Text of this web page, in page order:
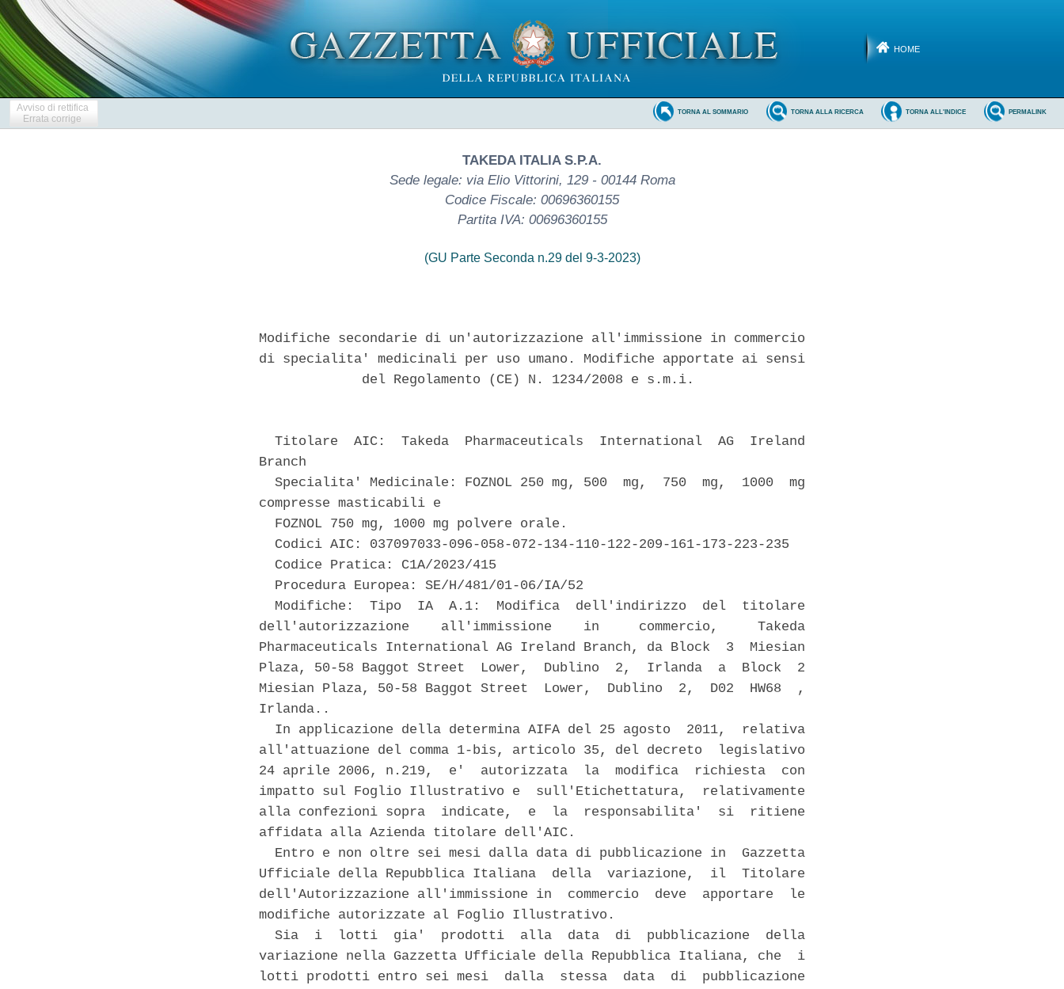
HOME
Avviso di rettifica
Errata corrige
PERMALINK
TORNA ALL'INDICE
TORNA ALLA RICERCA
TORNA AL SOMMARIO
TAKEDA ITALIA S.P.A.
Sede legale: via Elio Vittorini, 129 - 00144 Roma
Codice Fiscale: 00696360155
Partita IVA: 00696360155
(GU Parte Seconda n.29 del 9-3-2023)
Modifiche secondarie di un'autorizzazione all'immissione in commercio
di specialita' medicinali per uso umano. Modifiche apportate ai sensi
             del Regolamento (CE) N. 1234/2008 e s.m.i.
  Titolare  AIC:  Takeda  Pharmaceuticals  International  AG  Ireland
Branch
  Specialita' Medicinale: FOZNOL 250 mg, 500  mg,  750  mg,  1000  mg
compresse masticabili e
  FOZNOL 750 mg, 1000 mg polvere orale.
  Codici AIC: 037097033-096-058-072-134-110-122-209-161-173-223-235
  Codice Pratica: C1A/2023/415
  Procedura Europea: SE/H/481/01-06/IA/52
  Modifiche:  Tipo  IA  A.1:  Modifica  dell'indirizzo  del  titolare
dell'autorizzazione    all'immissione    in     commercio,     Takeda
Pharmaceuticals International AG Ireland Branch, da Block  3  Miesian
Plaza, 50-58 Baggot Street  Lower,  Dublino  2,  Irlanda  a  Block  2
Miesian Plaza, 50-58 Baggot Street  Lower,  Dublino  2,  D02  HW68  ,
Irlanda..
  In applicazione della determina AIFA del 25 agosto  2011,  relativa
all'attuazione del comma 1-bis, articolo 35, del decreto  legislativo
24 aprile 2006, n.219,  e'  autorizzata  la  modifica  richiesta  con
impatto sul Foglio Illustrativo e  sull'Etichettatura,  relativamente
alla confezioni sopra  indicate,  e  la  responsabilita'  si  ritiene
affidata alla Azienda titolare dell'AIC.
  Entro e non oltre sei mesi dalla data di pubblicazione in  Gazzetta
Ufficiale della Repubblica Italiana  della  variazione,  il  Titolare
dell'Autorizzazione all'immissione in  commercio  deve  apportare  le
modifiche autorizzate al Foglio Illustrativo.
  Sia  i  lotti  gia'  prodotti  alla  data  di  pubblicazione  della
variazione nella Gazzetta Ufficiale della Repubblica Italiana, che  i
lotti prodotti entro sei mesi  dalla  stessa  data  di  pubblicazione